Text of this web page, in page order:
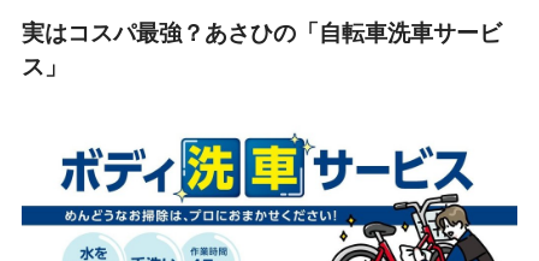
実はコスパ最強？あさひの「自転車洗車サービ
ス」